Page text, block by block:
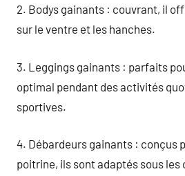
2. Bodys gainants : couvrant, il
sur le ventre et les hanches.
3. Leggings gainants : parfaits
optimal pendant des activités
sportives.
4. Débardeurs gainants : conçus
poitrine, ils sont adaptés sous les